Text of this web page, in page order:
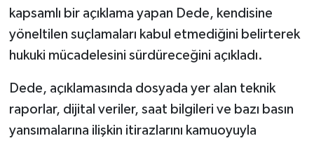
kapsamlı bir açıklama yapan Dede, kendisine
yöneltilen suçlamaları kabul etmediğini belirterek
hukuki mücadelesini sürdüreceğini açıkladı.
Dede, açıklamasında dosyada yer alan teknik
raporlar, dijital veriler, saat bilgileri ve bazı basın
yansımalarına ilişkin itirazlarını kamuoyuyla